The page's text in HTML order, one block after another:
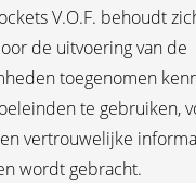
V.O.F. behoudt
de uitvoering van de
toegenomen
te gebruiken,
vertrouwelijke
wordt gebracht.